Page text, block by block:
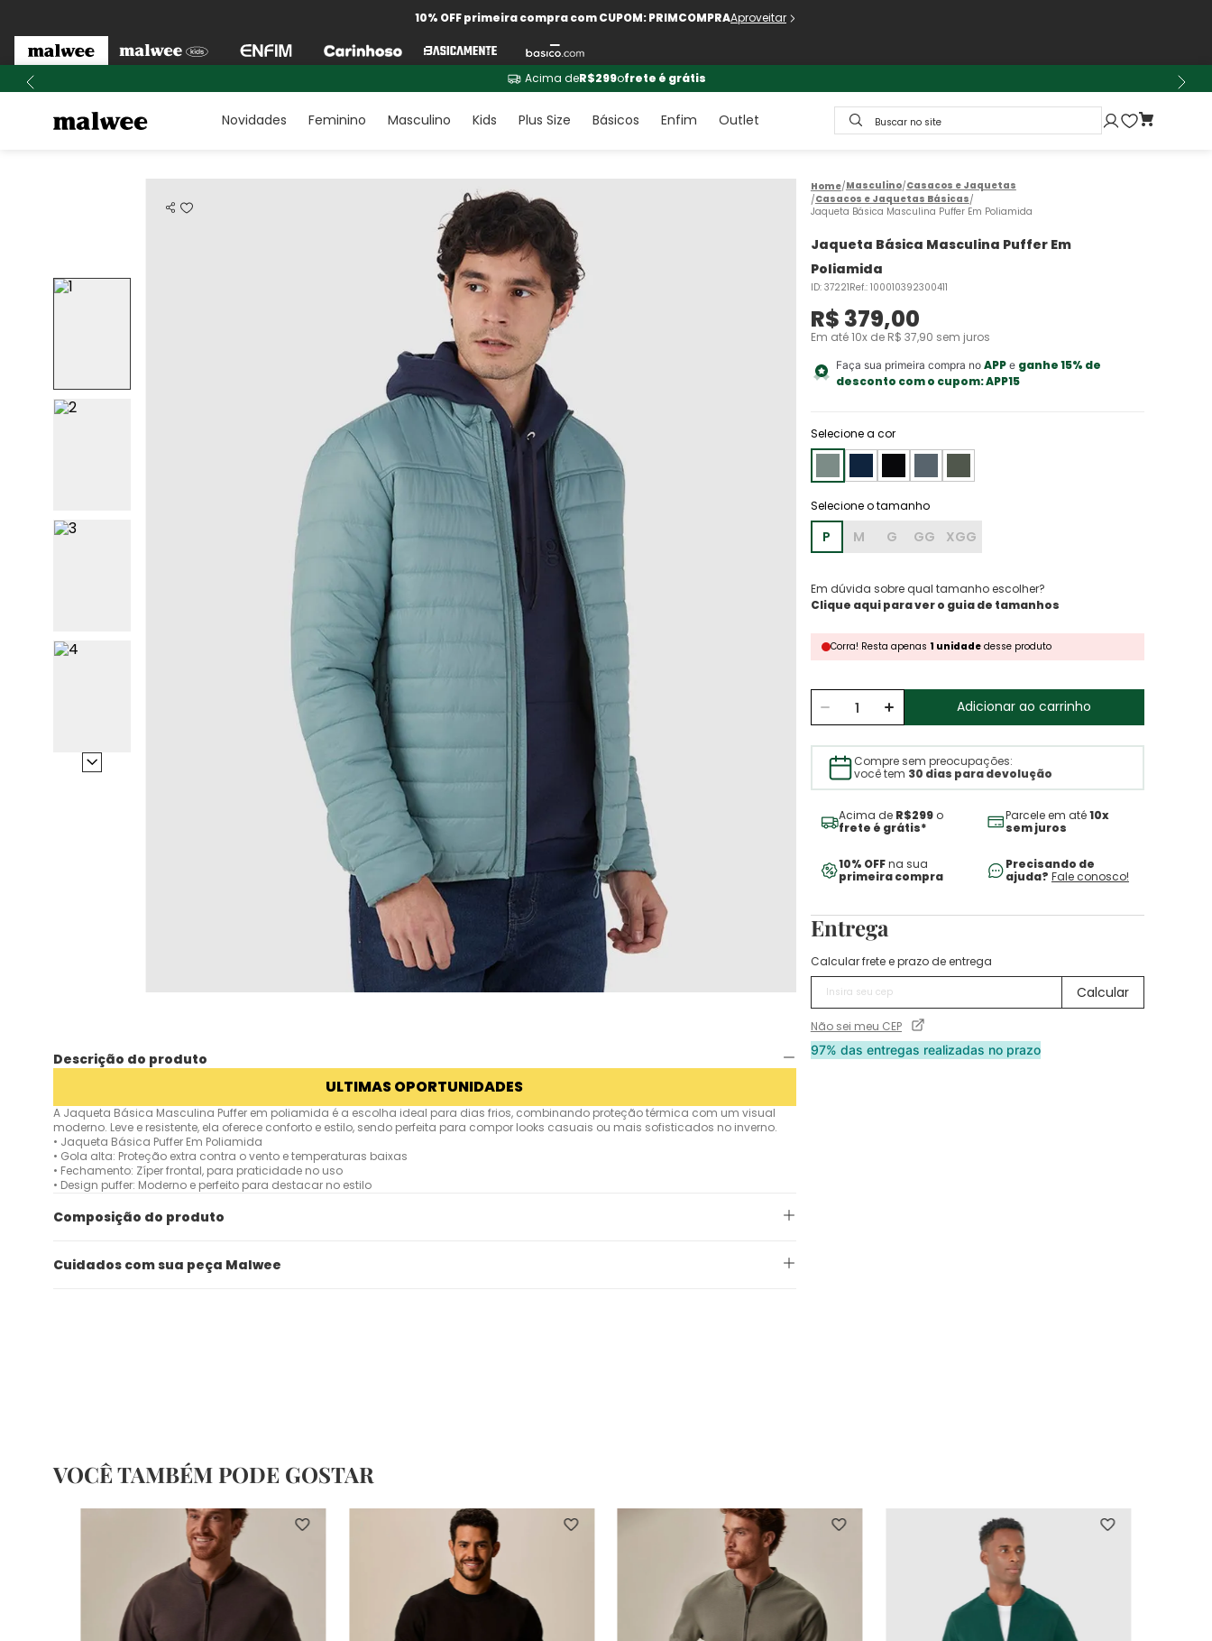
10% OFF primeira compra com CUPOM: PRIMCOMPRAAproveitar
Acima deR$299ofrete é grátis
Novidades Feminino Masculino Kids Plus Size Básicos Enfim Outlet Buscar no site
Descrição do produto
ULTIMAS OPORTUNIDADES
A Jaqueta Básica Masculina Puffer em poliamida é a escolha ideal para dias frios, combinando proteção térmica com um visual
moderno. Leve e resistente, ela oferece conforto e estilo, sendo perfeita para compor looks casuais ou mais sofisticados no inverno.
• Jaqueta Básica Puffer Em Poliamida
• Gola alta: Proteção extra contra o vento e temperaturas baixas
• Fechamento: Zíper frontal, para praticidade no uso
• Design puffer: Moderno e perfeito para destacar no estilo
Composição do produto
Cuidados com sua peça Malwee
Masculino Casacos e Jaquetas
Casacos e Jaquetas Básicas
Jaqueta Básica Masculina Puffer Em Poliamida
Jaqueta Básica Masculina Puffer Em
Poliamida
ID: 37221Ref.: 100010392300411
R$ 379,00
Em até10x de R$ 37,90 sem juros
Faça sua primeira compra no APPe ganhe 15% de
desconto com o cupom:APP15
Selecione a cor
P M G GG XGG
Em dúvida sobre qual tamanho escolher?
Clique aqui para ver o guia de tamanhos
Corra! Resta apenas 1 unidadedesse produto
Adicionar ao carrinho
Compre sem preocupações:
você tem 30 dias para devolução
Acima de R$299o
frete é grátis*
Parcele em até10x
sem juros
10% OFFna sua
primeira compra
Precisando de
ajuda? Fale conosco!
Entrega
Calcular frete e prazo de entrega
Não sei meu CEP
97% das entregas realizadas no prazo
VOCÊ TAMBÉM PODE GOSTAR